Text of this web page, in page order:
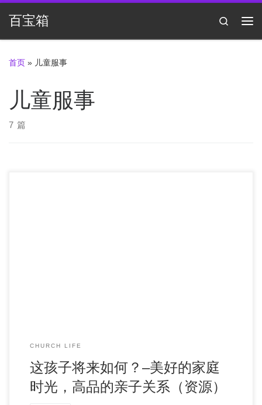
Skip to content
百宝箱
Search
首页 » 儿童服事
儿童服事
7 篇
CHURCH LIFE
这孩子将来如何？–美好的家庭
时光，高品的亲子关系（资源）